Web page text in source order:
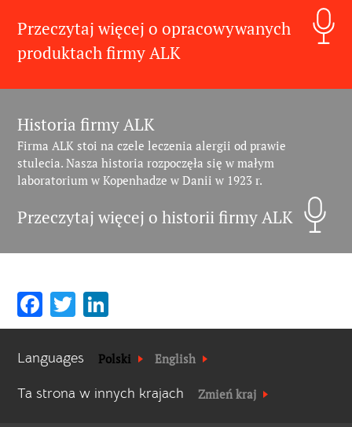
Przeczytaj więcej o opracowywanych
produktach firmy ALK
Historia firmy ALK
Firma ALK stoi na czele leczenia alergii od prawie
stulecia. Nasza historia rozpoczęła się w małym
laboratorium w Kopenhadze w Danii w 1923 r.
Przeczytaj więcej o historii firmy ALK
Facebook
Twitter
Languages Polski English
Ta strona w innych krajach Zmień kraj